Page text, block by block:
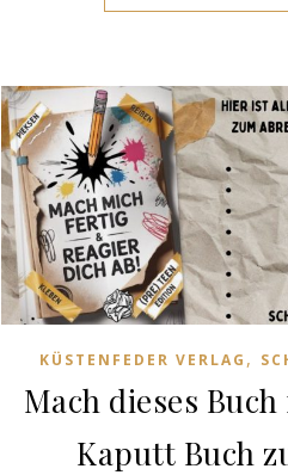
KÜSTENFEDER VERLAG ,
Mach dieses
Kaputt Buch